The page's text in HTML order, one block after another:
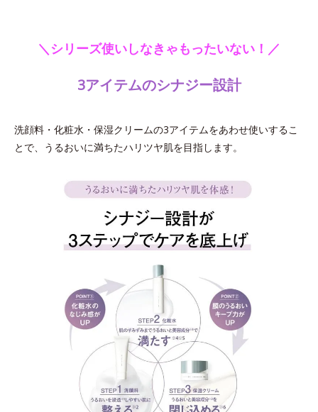
＼シリーズ使いしなきゃもったいない！／
3アイテムのシナジー設計
洗顔料・化粧水・保湿クリームの3アイテムをあわせ使いするこ
とで、うるおいに満ちたハリツヤ肌を目指します。